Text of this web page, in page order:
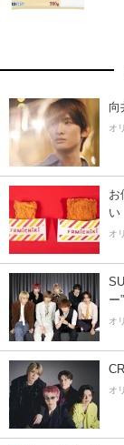
向
オ
お
い
オ
ー”
オ
オ